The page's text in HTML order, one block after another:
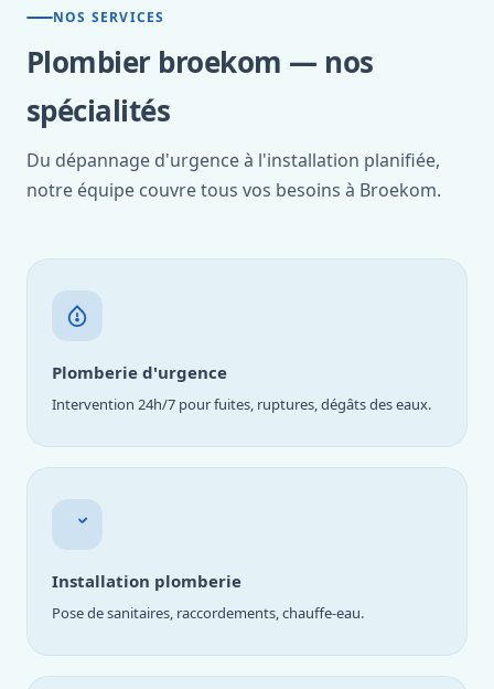
NOS SERVICES
Plombier broekom — nos
spécialités
Du dépannage d'urgence à l'installation planifiée,
notre équipe couvre tous vos besoins à Broekom.
Plomberie d'urgence
Intervention 24h/7 pour fuites, ruptures, dégâts des eaux.
Installation plomberie
Pose de sanitaires, raccordements, chauffe-eau.